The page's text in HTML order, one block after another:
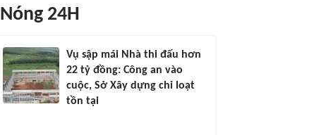
Nóng 24H
Vụ sập mái Nhà thi đấu hơn
22 tỷ đồng: Công an vào
cuộc, Sở Xây dựng chỉ loạt
tồn tại